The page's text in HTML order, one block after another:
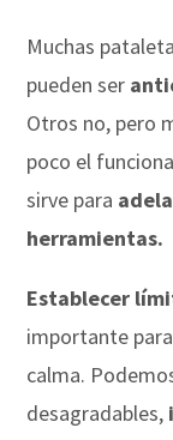
Muchas
pueden ser
Otros no, pero
poco el
sirve para
herramientas.
Establecer
importante
calma.
desagradables,